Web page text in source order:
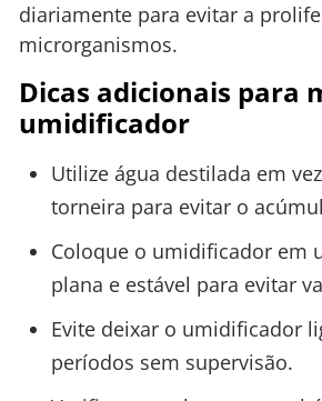
diariamente para evitar a
microrganismos.
Dicas adicionais para
umidificador
Utilize água destilada em
torneira para evitar o
Coloque o umidificador em
plana e estável para evitar
Evite deixar o umidificador
períodos sem supervisão.